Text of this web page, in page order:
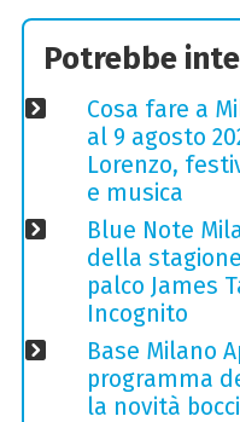
Potrebbe
Cosa fare a
al 9 agosto
Lorenzo,
e musica
Blue Note
della
palco James
Incognito
Base Milano
programma
la novità